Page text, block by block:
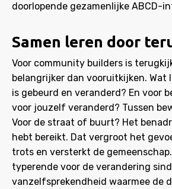
doorlopende gezamenlijke ABCD-
Samen leren door
Voor community builders is
belangrijker dan vooruitkijken. Wat
is gebeurd en veranderd? En voor
voor jouzelf veranderd? Tussen
Voor de straat of buurt? Het
hebt bereikt. Dat vergroot het
trots en versterkt de
typerende voor de verandering
vanzelfsprekendheid waarmee de